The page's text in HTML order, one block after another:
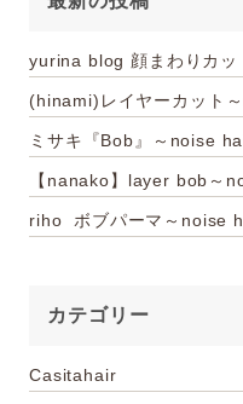
yurina blog 顔まわりカッ
(hinami)レイヤーカット
ミサキ『Bob』～noise
【nanako】layer bob～
riho ボブパーマ～noise
カテゴリー
Casitahair